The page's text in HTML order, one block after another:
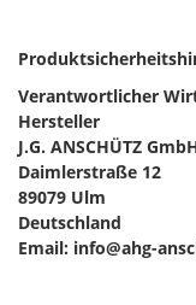
Verantwortlicher
Hersteller
J.G. ANSCHÜTZ
Daimlerstraße 12
89079 Ulm
Deutschland
Email: info@ahg-